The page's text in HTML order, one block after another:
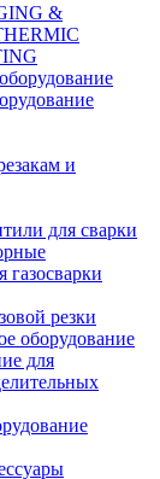
&
и
для сварки
газосварки
резки
оборудование
для